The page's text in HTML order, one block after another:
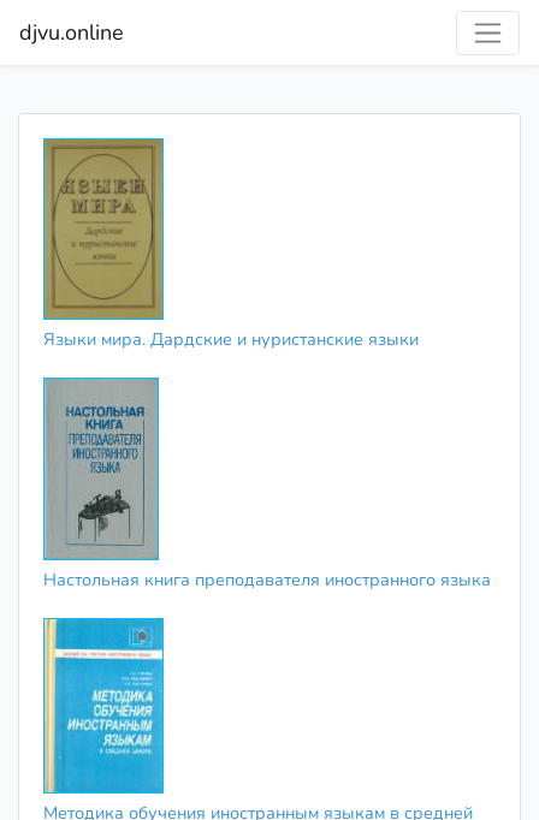
djvu.online
Языки мира. Дардские и нуристанские языки
Настольная книга преподавателя иностранного языка
Методика обучения иностранным языкам в средней